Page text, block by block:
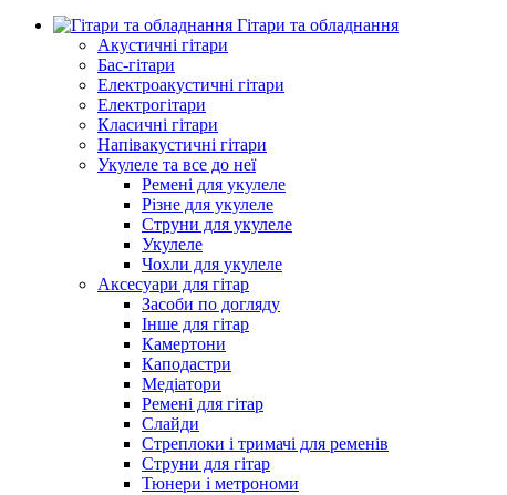
Гітари та обладнання
Акустичні гітари
Бас-гітари
Електроакустичні гітари
Електрогітари
Класичні гітари
Напівакустичні гітари
Укулеле та все до неї
Ремені для укулеле
Різне для укулеле
Струни для укулеле
Укулеле
Чохли для укулеле
Аксесуари для гітар
Засоби по догляду
Інше для гітар
Камертони
Каподастри
Медіатори
Ремені для гітар
Слайди
Стреплоки і тримачі для ременів
Струни для гітар
Тюнери і метрономи